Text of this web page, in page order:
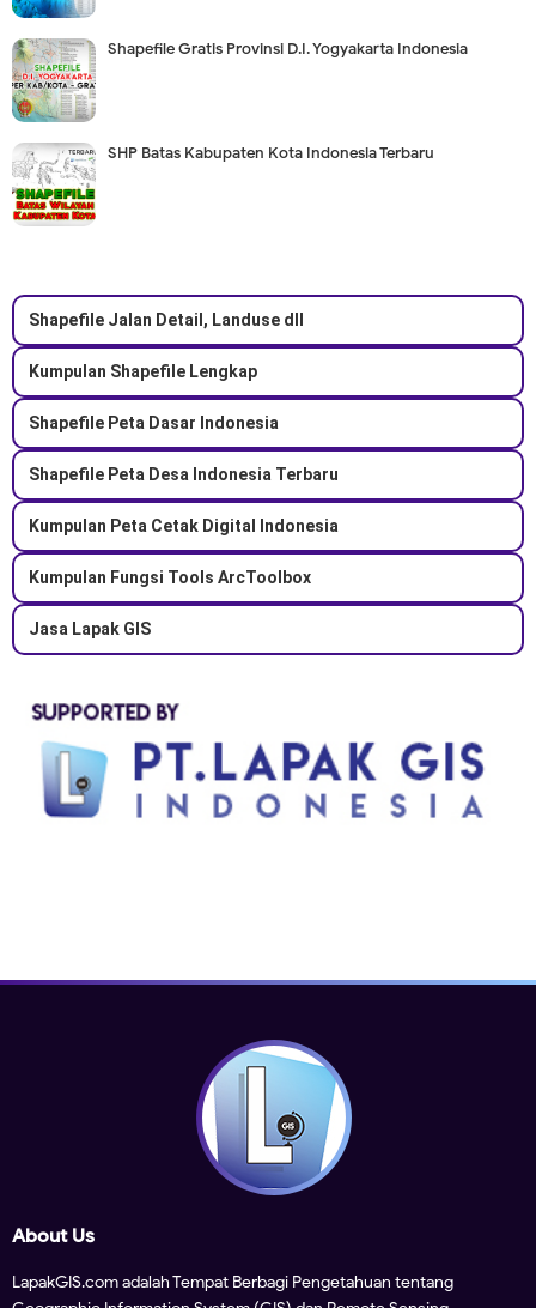
Shapefile Gratis Provinsi D.I. Yogyakarta Indonesia
SHP Batas Kabupaten Kota Indonesia Terbaru
Shapefile Jalan Detail, Landuse dll
Kumpulan Shapefile Lengkap
Shapefile Peta Dasar Indonesia
Shapefile Peta Desa Indonesia Terbaru
Kumpulan Peta Cetak Digital Indonesia
Kumpulan Fungsi Tools ArcToolbox
Jasa Lapak GIS
About Us
LapakGIS.com adalah Tempat Berbagi Pengetahuan tentang